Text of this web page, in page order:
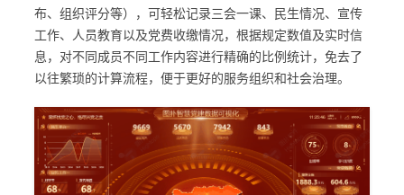
布、组织评分等），可轻松记录三会一课、民生情况、宣传
工作、人员教育以及党费收缴情况，根据规定数值及实时信
息，对不同成员不同工作内容进行精确的比例统计，免去了
以往繁琐的计算流程，便于更好的服务组织和社会治理。